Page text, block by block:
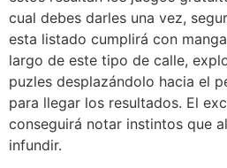
cual debes darles una vez,
esta listado cumplirá con
largo de este tipo de calle,
puzles desplazándolo hacia el
para llegar los resultados. El
conseguirá notar instintos que
infundir.